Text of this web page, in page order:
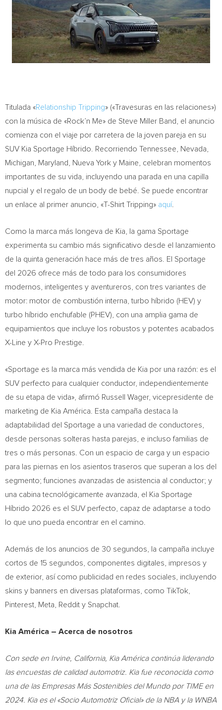
Titulada «Relationship Tripping» («Travesuras en las relaciones»)
con la música de «Rock’n Me» de Steve Miller Band, el anuncio
comienza con el viaje por carretera de la joven pareja en su
SUV Kia Sportage Híbrido. Recorriendo Tennessee, Nevada,
Michigan, Maryland, Nueva York y Maine, celebran momentos
importantes de su vida, incluyendo una parada en una capilla
nupcial y el regalo de un body de bebé. Se puede encontrar
un enlace al primer anuncio, «T-Shirt Tripping» aquí
Como la marca más longeva de Kia, la gama Sportage
experimenta su cambio más significativo desde el lanzamiento
de la quinta generación hace más de tres años. El Sportage
del 2026 ofrece más de todo para los consumidores
modernos, inteligentes y aventureros, con tres variantes de
motor: motor de combustión interna, turbo híbrido (HEV) y
turbo híbrido enchufable (PHEV), con una amplia gama de
equipamientos que incluye los robustos y potentes acabados
X-Line y X-Pro Prestige.
«Sportage es la marca más vendida de Kia por una razón: es el
SUV perfecto para cualquier conductor, independientemente
de su etapa de vida», afirmó Russell Wager, vicepresidente de
marketing de Kia América. Esta campaña destaca la
adaptabilidad del Sportage a una variedad de conductores,
desde personas solteras hasta parejas, e incluso familias de
tres o más personas. Con un espacio de carga y un espacio
para las piernas en los asientos traseros que superan a los del
segmento; funciones avanzadas de asistencia al conductor; y
una cabina tecnológicamente avanzada, el Kia Sportage
Híbrido 2026 es el SUV perfecto, capaz de adaptarse a todo
lo que uno pueda encontrar en el camino.
Además de los anuncios de 30 segundos, la campaña incluye
cortos de 15 segundos, componentes digitales, impresos y
de exterior, así como publicidad en redes sociales, incluyendo
skins y banners en diversas plataformas, como TikTok,
Pinterest, Meta, Reddit y Snapchat.
Kia América – Acerca de nosotros
Con sede en Irvine, California, Kia América continúa liderando
las encuestas de calidad automotriz. Kia fue reconocida como
una de las Empresas Más Sostenibles del Mundo por TIME en
2024. Kia es el «Socio Automotriz Oficial» de la NBA y la WNBA